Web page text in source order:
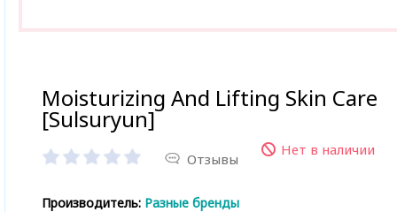
Moisturizing And Lifting Skin Care
[Sulsuryun]
Отзывы
Нет в наличии
Производитель: Разные бренды